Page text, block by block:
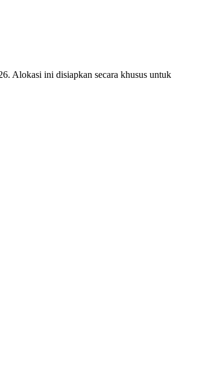
Alokasi ini disiapkan secara khusus untuk